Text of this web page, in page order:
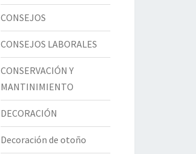
CONSEJOS
CONSEJOS LABORALES
CONSERVACIÓN Y
MANTINIMIENTO
DECORACIÓN
Decoración de otoño